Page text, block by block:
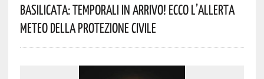
Basilicata: Temporali In Arrivo! Ecco L’allerta
Meteo Della Protezione Civile